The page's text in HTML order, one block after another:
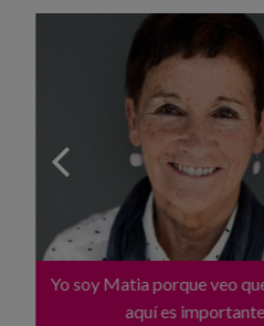
Yo soy Matia porque veo
aquí es
